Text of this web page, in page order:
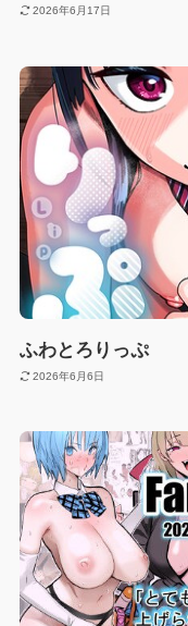
2026年6月17日
ふわとろりっぷ
2026年6月6日